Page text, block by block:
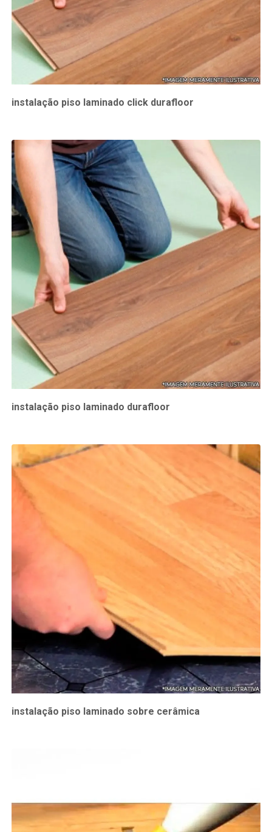
instalação piso laminado click durafloor
instalação piso laminado durafloor
instalação piso laminado sobre cerâmica